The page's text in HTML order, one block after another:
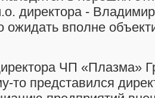
директора -
ожидать вполне
ЧП «Плазма»
то представился